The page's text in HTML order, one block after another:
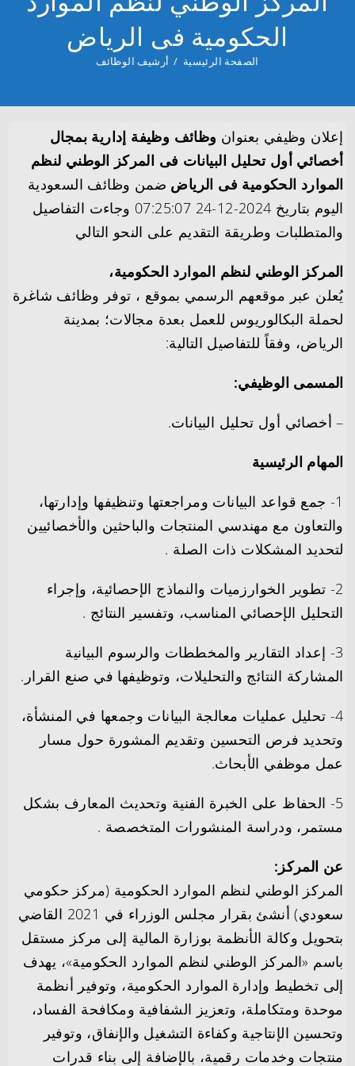
الحكومية فى الرياض
الصفحة الرئيسية / أرشيف الوظائف
إعلان وظيفي بعنوان وظائف وظيفة إدارية بمجال
أخصائي أول تحليل البيانات فى المركز الوطني لنظم
الموارد الحكومية فى الرياض ضمن وظائف السعودية
اليوم بتاريخ 2024-12-24 07:25:07 وجاءت التفاصيل
والمتطلبات وطريقة التقديم على النحو التالي
المركز الوطني لنظم الموارد الحكومية،
يُعلن عبر موقعهم الرسمي بموقع ، توفر وظائف شاغرة
لحملة البكالوريوس للعمل بعدة مجالات؛ بمدينة
الرياض، وفقاً للتفاصيل التالية:
المسمى الوظيفي:
– أخصائي أول تحليل البيانات.
المهام الرئيسية
1- جمع قواعد البيانات ومراجعتها وتنظيفها وإدارتها،
والتعاون مع مهندسي المنتجات والباحثين والأخصائيين
لتحديد المشكلات ذات الصلة .
2- تطوير الخوارزميات والنماذج الإحصائية، وإجراء
التحليل الإحصائي المناسب، وتفسير النتائج .
3- إعداد التقارير والمخططات والرسوم البيانية
المشاركة النتائج والتحليلات، وتوظيفها في صنع القرار.
4- تحليل عمليات معالجة البيانات وجمعها في المنشأة،
وتحديد فرص التحسين وتقديم المشورة حول مسار
عمل موظفي الأبحاث.
5- الحفاظ على الخبرة الفنية وتحديث المعارف بشكل
مستمر، ودراسة المنشورات المتخصصة .
عن المركز:
المركز الوطني لنظم الموارد الحكومية (مركز حكومي
سعودي) أنشئ بقرار مجلس الوزراء في 2021 القاضي
بتحويل وكالة الأنظمة بوزارة المالية إلى مركز مستقل
باسم «المركز الوطني لنظم الموارد الحكومية»، يهدف
إلى تخطيط وإدارة الموارد الحكومية، وتوفير أنظمة
موحدة ومتكاملة، وتعزيز الشفافية ومكافحة الفساد،
وتحسين الإنتاجية وكفاءة التشغيل والإنفاق، وتوفير
منتجات وخدمات رقمية، بالإضافة إلى بناء قدرات